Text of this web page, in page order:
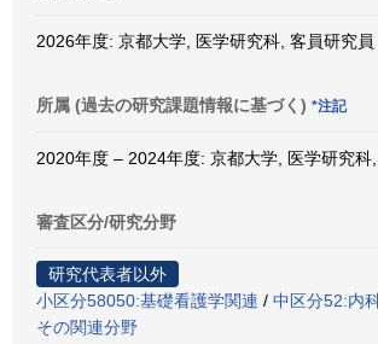
2026年度: 京都大学, 医学研究科, 客員研究員
所属 (過去の研究課題情報に基づく) *注記
2020年度 – 2024年度: 京都大学, 医学研究科
審査区分/研究分野
研究代表者以外
小区分58050:基礎看護学関連 / 中区分52:内
その関連分野